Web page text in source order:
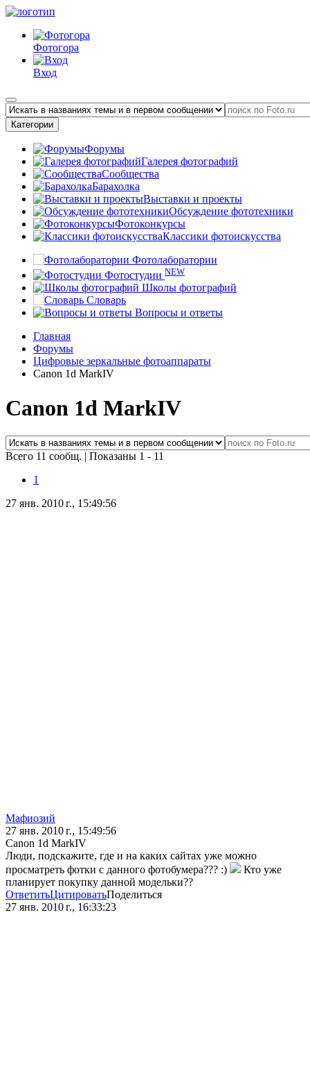
Фотогора
Вход
Категории
Форумы
Галерея фотографий
Сообщества
Барахолка
Выставки и проекты
Обсуждение фототехники
Фотоконкурсы
Классики фотоискусства
Фотолаборатории
Фотостудии NEW
Школы фотографий
Словарь
Вопросы и ответы
Главная
Форумы
Цифровые зеркальные фотоаппараты
Canon 1d MarkIV
Canon 1d MarkIV
Всего 11 сообщ. | Показаны 1 - 11
1
27 янв. 2010 г., 15:49:56
Мафиозий
27 янв. 2010 г., 15:49:56
Canon 1d MarkIV
Люди, подскажите, где и на каких сайтах уже можно
просматреть фотки с данного фотобумера??? :)
Кто уже
планирует покупку данной модельки??
ОтветитьЦитироватьПоделиться
27 янв. 2010 г., 16:33:23